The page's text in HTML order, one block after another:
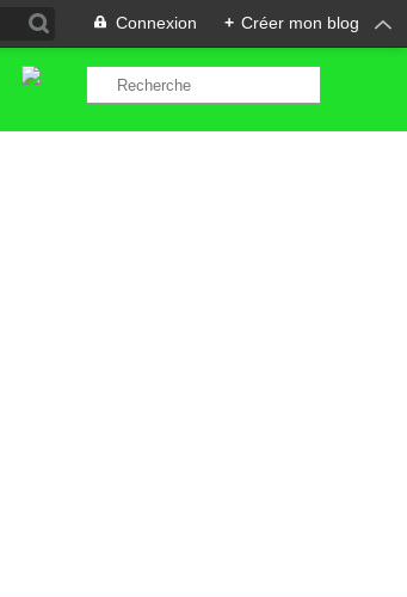
Connexion + Créer mon blog